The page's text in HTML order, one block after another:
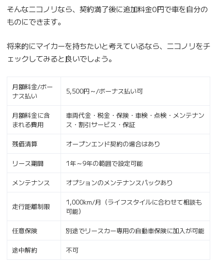
そんなニコノリなら、契約満了後に追加料金0円で車を自分の
ものにできます。
将来的にマイカーを持ちたいと考えているなら、ニコノリをチ
ェックしてみると良いでしょう。
月額料金/ボー
ナス払い
5,500円～/ボーナス払い可
月額料金に含
まれる費用
車両代金・税金・保険・車検・点検・メンテナン
ス・割引サービス・保証
残価清算 オープンエンド契約の場合はあり
リース期間 1年～9年の範囲で設定可能
メンテナンス オプションのメンテナンスパックあり
走行距離制限
1,000km/月（ライフスタイルに合わせて相談も
可能）
任意保険 別途でリースカー専用の自動車保険に加入が可能
途中解約 不可